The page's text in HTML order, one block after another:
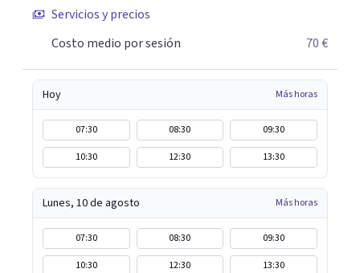
de mayor prestigio.
Servicios y precios
Costo medio por sesión
70 €
Hoy Más horas
07:30 08:30
09:30
10:30
12:30 13:30
Lunes, 10 de agosto Más horas
07:30 08:30
09:30
10:30
12:30 13:30